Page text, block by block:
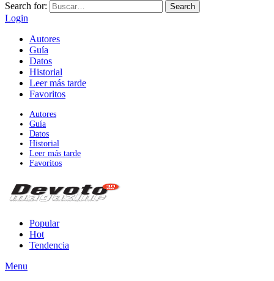
Search for:
Search
Login
Autores
Guía
Datos
Historial
Leer más tarde
Favoritos
Autores
Guía
Datos
Historial
Leer más tarde
Favoritos
Popular
Hot
Tendencia
Menu